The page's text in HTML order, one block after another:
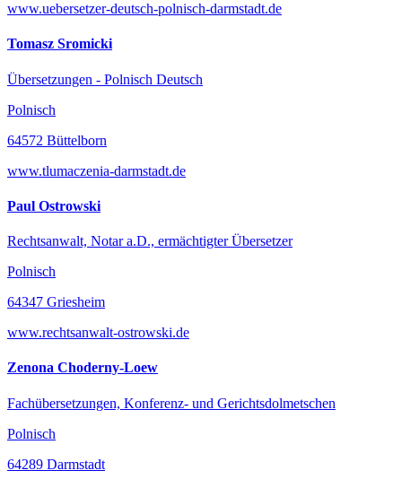
www.uebersetzer-deutsch-polnisch-darmstadt.de
Tomasz Sromicki
Übersetzungen - Polnisch Deutsch
Polnisch
64572 Büttelborn
www.tlumaczenia-darmstadt.de
Paul Ostrowski
Rechtsanwalt, Notar a.D., ermächtigter Übersetzer
Polnisch
64347 Griesheim
www.rechtsanwalt-ostrowski.de
Zenona Choderny-Loew
Fachübersetzungen, Konferenz- und Gerichtsdolmetschen
Polnisch
64289 Darmstadt